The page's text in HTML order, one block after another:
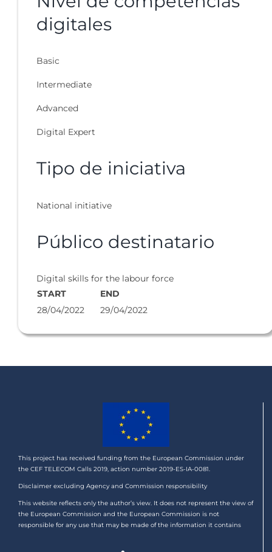
digitales
Basic
Intermediate
Advanced
Digital Expert
Tipo de iniciativa
National initiative
Público destinatario
Digital skills for the labour force
START
END
28/04/2022
29/04/2022
This project has received funding from the European Commission under
the CEF TELECOM Calls 2019, action number 2019-ES-IA-0081.
Disclaimer excluding Agency and Commission responsibility
This website reflects only the author’s view. It does not represent the view of
the European Commission and the European Commission is not
responsible for any use that may be made of the information it contains